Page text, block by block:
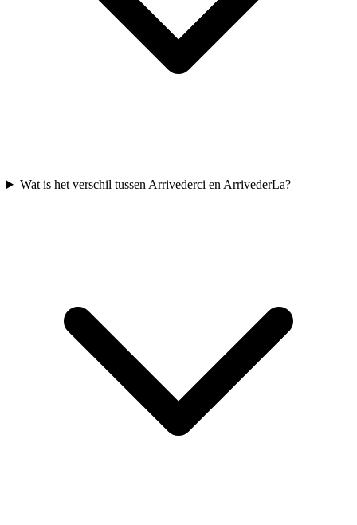
Wat is het verschil tussen Arrivederci en ArrivederLa?